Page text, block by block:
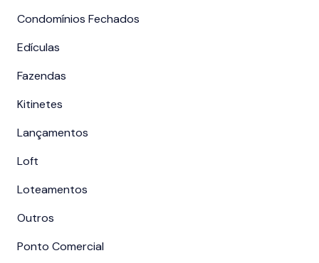
Condomínios Fechados
Edículas
Fazendas
Kitinetes
Lançamentos
Loft
Loteamentos
Outros
Ponto Comercial